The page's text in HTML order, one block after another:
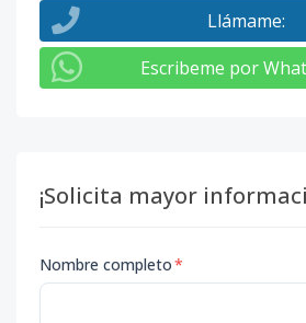
Llámame:
Escribeme por
¡Solicita mayor
Nombre completo*